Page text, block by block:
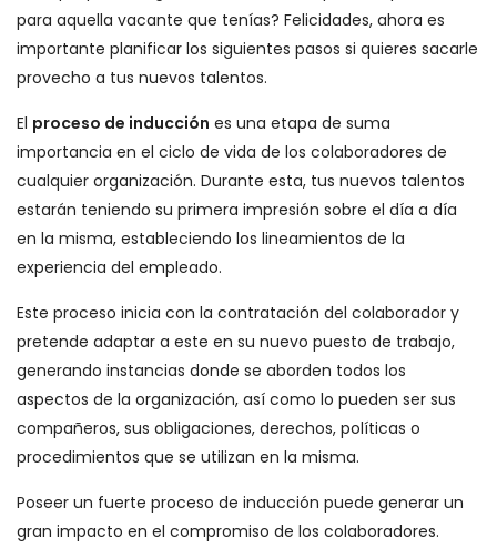
para aquella vacante que tenías? Felicidades, ahora es
importante planificar los siguientes pasos si quieres sacarle
provecho a tus nuevos talentos.
El proceso de inducción es una etapa de suma
importancia en el ciclo de vida de los colaboradores de
cualquier organización. Durante esta, tus nuevos talentos
estarán teniendo su primera impresión sobre el día a día
en la misma, estableciendo los lineamientos de la
experiencia del empleado.
Este proceso inicia con la contratación del colaborador y
pretende adaptar a este en su nuevo puesto de trabajo,
generando instancias donde se aborden todos los
aspectos de la organización, así como lo pueden ser sus
compañeros, sus obligaciones, derechos, políticas o
procedimientos que se utilizan en la misma.
Poseer un fuerte proceso de inducción puede generar un
gran impacto en el compromiso de los colaboradores.